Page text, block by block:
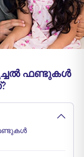
അടയ്ക്കുക
ഫണ്ടുകൾ